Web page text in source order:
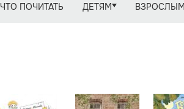
ЧТО ПОЧИТАТЬ ДЕТЯМ